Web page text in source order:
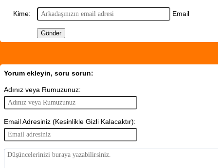
Kime: Email
Yorum ekleyin, soru sorun:
Adınız veya Rumuzunuz:
Email Adresiniz (Kesinlikle Gizli Kalacaktır):